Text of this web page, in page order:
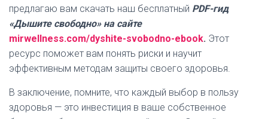
предлагаю вам скачать наш бесплатный PDF-гид
«Дышите свободно» на сайте
mirwellness.com/dyshite-svobodno-ebook. Этот
ресурс поможет вам понять риски и научит
эффективным методам защиты своего здоровья.
В заключение, помните, что каждый выбор в пользу
здоровья — это инвестиция в ваше собственное